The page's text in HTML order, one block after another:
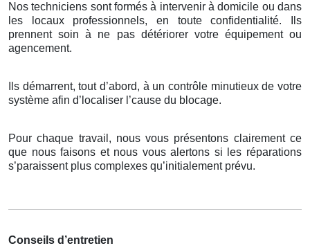
Nos techniciens sont formés à intervenir à domicile ou dans
les locaux professionnels, en toute confidentialité. Ils
prennent soin à ne pas détériorer votre équipement ou
agencement.
Ils démarrent, tout d’abord, à un contrôle minutieux de votre
système afin d’localiser l’cause du blocage.
Pour chaque travail, nous vous présentons clairement ce
que nous faisons et nous vous alertons si les réparations
s’paraissent plus complexes qu’initialement prévu.
Conseils d’entretien